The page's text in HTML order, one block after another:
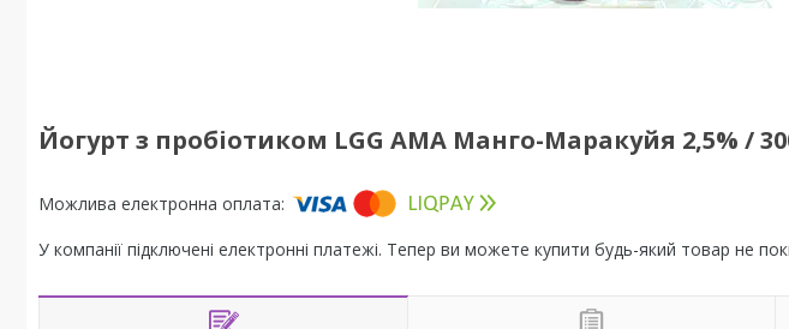
Йогурт з пробіотиком LGG АМА Манго-Маракуйя 2,5% /
У компанії підключені електронні платежі. Тепер ви можете купити будь-який товар не